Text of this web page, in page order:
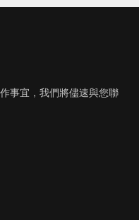
事宜，我們將儘速與您聯